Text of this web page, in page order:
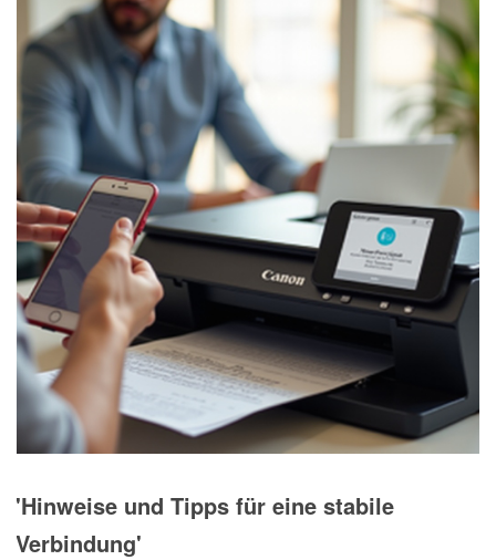
'Hinweise und Tipps für eine stabile
Verbindung'